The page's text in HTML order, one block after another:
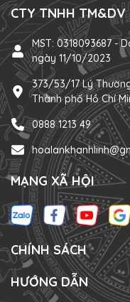
CTY TNHH TM&DV
MST: 0318093687 -
ngày 11/10/2023
373/53/17 Lý
Thành phố Hồ Chí
0888 1213 49
MẠNG XÃ HỘI
CHÍNH SÁCH
HƯỚNG DẪN